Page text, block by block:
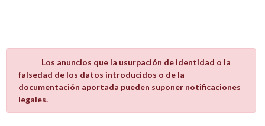
Los anuncios que la usurpación de identidad o la
falsedad de los datos introducidos o de la
documentación aportada pueden suponer notificaciones
legales.